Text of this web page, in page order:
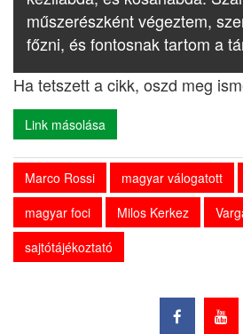
műszerészként végeztem,
főzni, és fontosnak tartom a
Ha tetszett a cikk, oszd meg
Link másolása
Marco Rossi magyar válogatott
magyar foci
Milos Kerkez
sajtótájékoztató